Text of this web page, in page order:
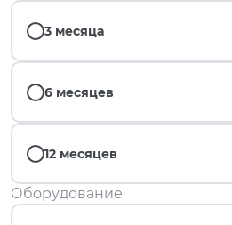
3 месяца
6 месяцев
12 месяцев
Оборудование